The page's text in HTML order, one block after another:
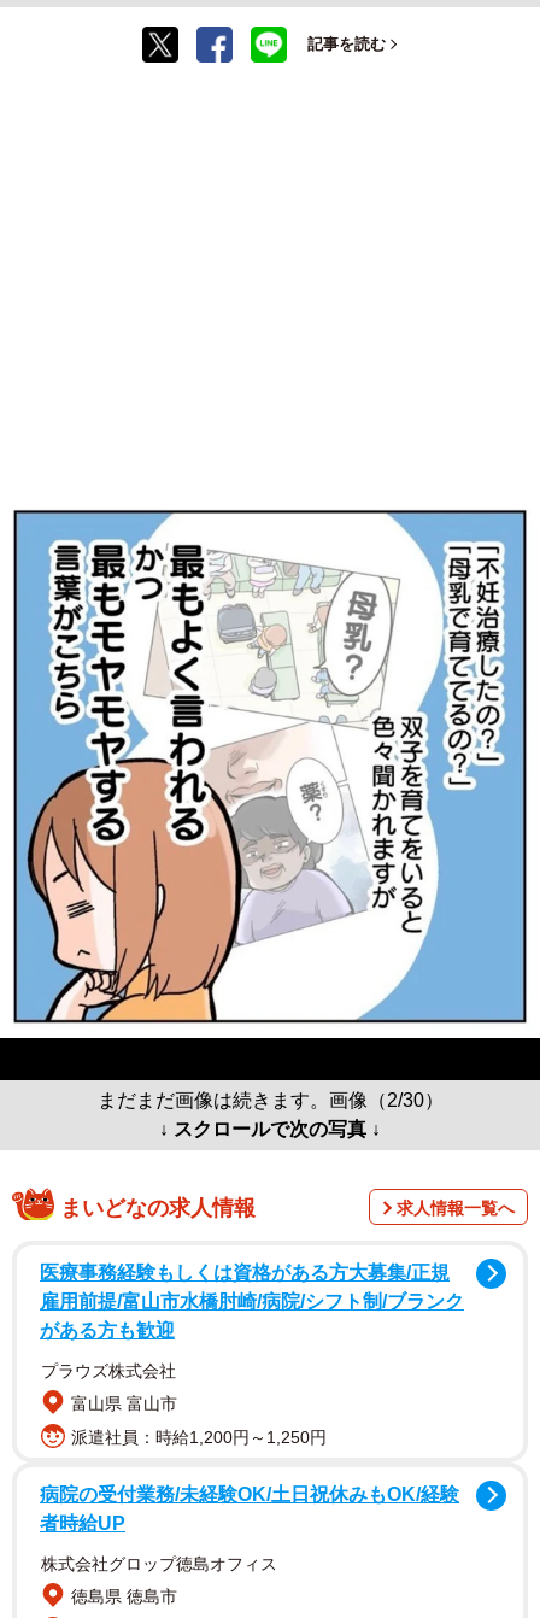
記事を読む
まだまだ画像は続きます。画像（2/30）
↓ スクロールで次の写真 ↓
まいどなの求人情報 求人情報一覧へ
医療事務経験もしくは資格がある方大募集/正規
雇用前提/富山市水橋肘崎/病院/シフト制/ブランク
がある方も歓迎
プラウズ株式会社
富山県 富山市
派遣社員：時給1,200円～1,250円
病院の受付業務/未経験OK/土日祝休みもOK/経験
者時給UP
株式会社グロップ徳島オフィス
徳島県 徳島市